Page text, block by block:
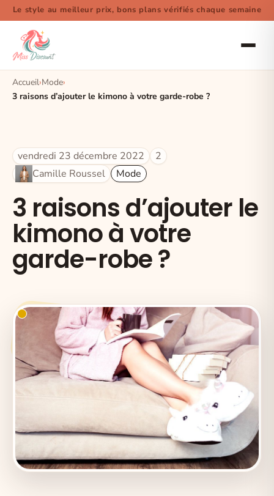
Le style au meilleur prix, bons plans vérifiés chaque semaine
Accueil Mode
3 raisons d’ajouter le kimono à votre garde-robe ?
vendredi 23 décembre 2022
2
Camille Roussel
Mode
3 raisons d’ajouter le
kimono à votre
garde-robe ?